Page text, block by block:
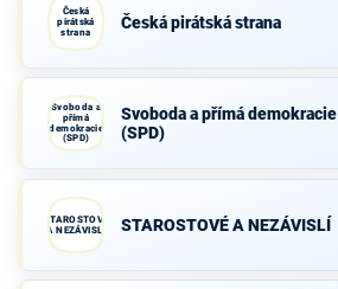
Česká
pirátská
strana
Česká pirátská strana
Svoboda a
přímá
demokracie
(SPD)
Svoboda a přímá demokracie
(SPD)
STAROSTOVÉ
A NEZÁVISLÍ
STAROSTOVÉ A NEZÁVISLÍ